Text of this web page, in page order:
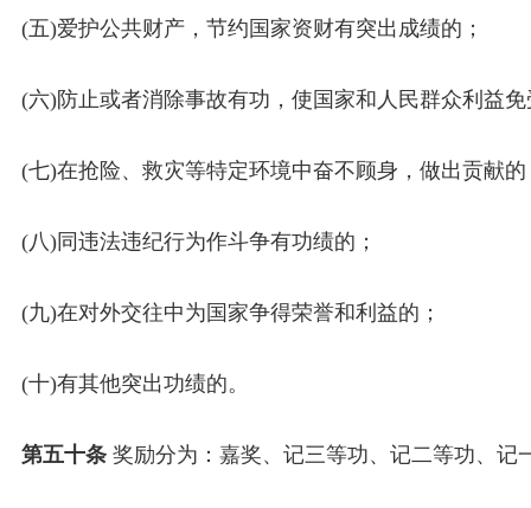
(五)爱护公共财产，节约国家资财有突出成绩的；
(六)防止或者消除事故有功，使国家和人民群众利益
(七)在抢险、救灾等特定环境中奋不顾身，做出贡献的
(八)同违法违纪行为作斗争有功绩的；
(九)在对外交往中为国家争得荣誉和利益的；
(十)有其他突出功绩的。
第五十条奖励分为：嘉奖、记三等功、记二等功、记